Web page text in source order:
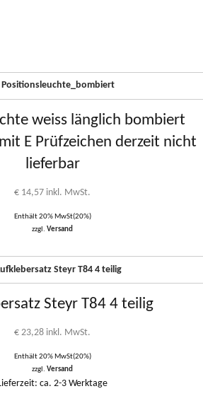
weiss länglich bombiert
E Prüfzeichen derzeit nicht
lieferbar
€ 14,57 inkl. MwSt.
Enthält 20% MwSt(20%)
zzgl.Versand
Steyr T84 4 teilig
€ 23,28 inkl. MwSt.
Enthält 20% MwSt(20%)
zzgl.Versand
ca. 2-3 Werktage